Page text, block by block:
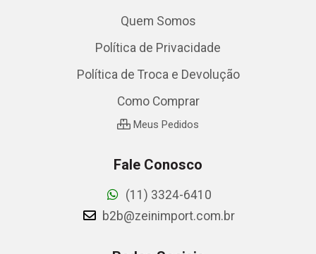
Quem Somos
Política de Privacidade
Política de Troca e Devolução
Como Comprar
Meus Pedidos
Fale Conosco
(11) 3324-6410
b2b@zeinimport.com.br